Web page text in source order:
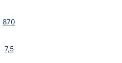
870
7,5